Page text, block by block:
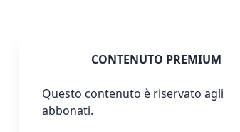
CONTENUTO PREMIUM
Questo contenuto è riservato agli
abbonati.